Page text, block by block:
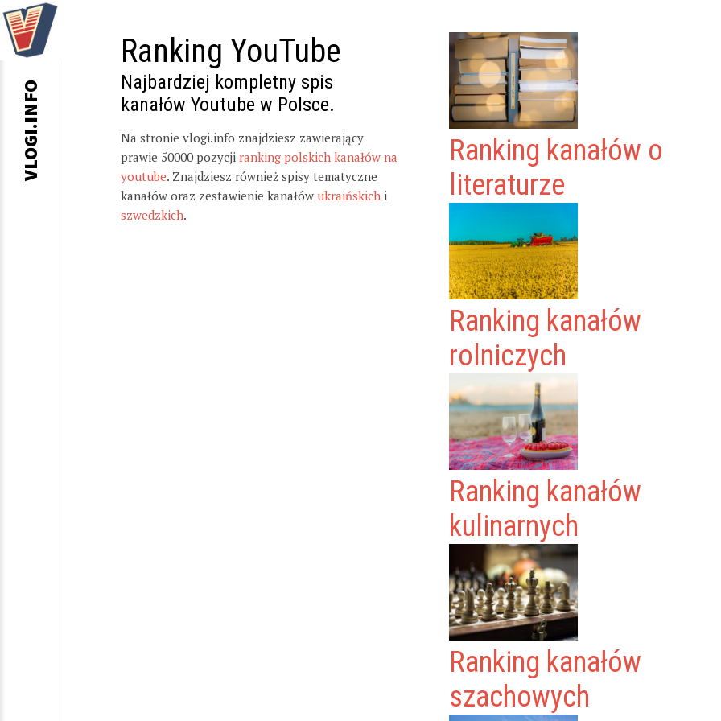
Ranking YouTube
Najbardziej kompletny spis
kanałów Youtube w Polsce.
Na stronie vlogi.info znajdziesz zawierający
prawie 50000 pozycji ranking polskich kanałów na
youtube. Znajdziesz również spisy tematyczne
kanałów oraz zestawienie kanałów ukraińskich i
szwedzkich.
Ranking kanałów o
literaturze
Ranking kanałów
rolniczych
Ranking kanałów
kulinarnych
Ranking kanałów
szachowych
VLOGI.INFO